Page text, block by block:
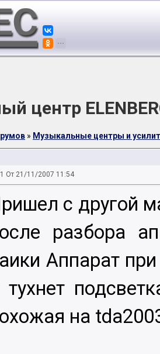
центр
» Музыкальные центры и
От 21/11/2007 11:54
с другой
разбора
Аппарат
тухнет
на